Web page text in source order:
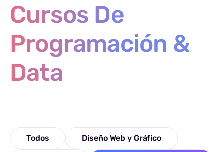
Cursos De
Programación &
Data
Todos Diseño Web y Gráfico